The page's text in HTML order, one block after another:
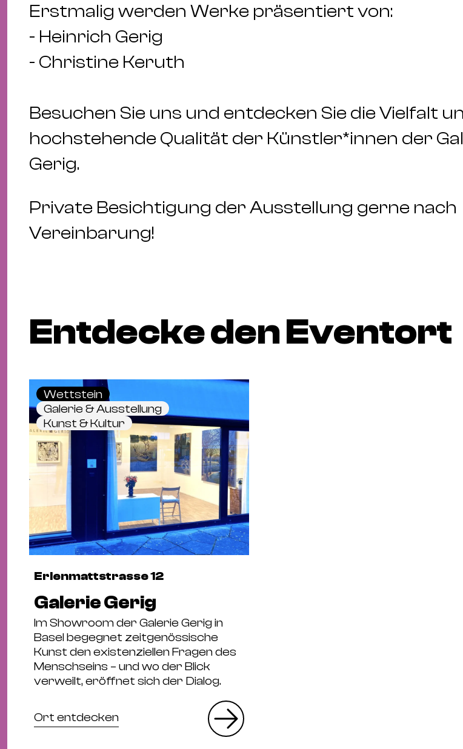
Erstmalig werden Werke präsentiert von:
- Heinrich Gerig
- Christine Keruth
Besuchen Sie uns und entdecken Sie die Vielfalt
hochstehende Qualität der Künstler*innen der
Gerig.
Private Besichtigung der Ausstellung gerne nach
Vereinbarung!
Entdecke den Eventort
Wettstein
Galerie & Ausstellung
Kunst & Kultur
Erlenmattstrasse 12
Galerie Gerig
Im Showroom der Galerie Gerig in
Basel begegnet zeitgenössische
Kunst den existenziellen Fragen des
Menschseins – und wo der Blick
verweilt, eröffnet sich der Dialog.
Ort entdecken